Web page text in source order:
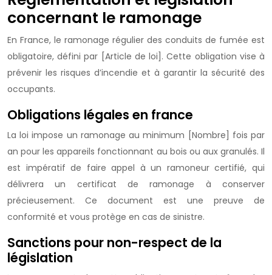
concernant le ramonage
En France, le ramonage régulier des conduits de fumée est
obligatoire, défini par [Article de loi]. Cette obligation vise à
prévenir les risques d’incendie et à garantir la sécurité des
occupants.
Obligations légales en france
La loi impose un ramonage au minimum [Nombre] fois par
an pour les appareils fonctionnant au bois ou aux granulés. Il
est impératif de faire appel à un ramoneur certifié, qui
délivrera un certificat de ramonage à conserver
précieusement. Ce document est une preuve de
conformité et vous protège en cas de sinistre.
Sanctions pour non-respect de la
législation